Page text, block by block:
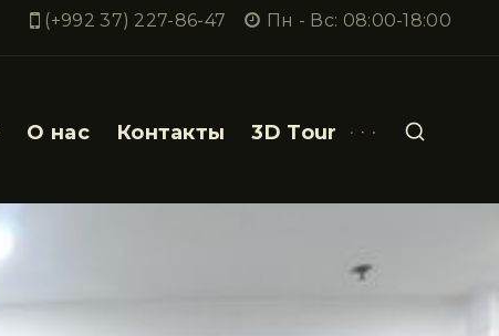
(+992 37) 227-86-47 Пн - Вс: 08:00-18:00
О нас Контакты 3D Tour